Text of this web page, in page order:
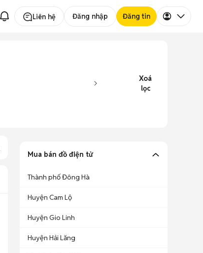
Liên hệ Đăng nhập Đăng tin
Xoá
lọc
Mua bán đồ điện tử
Thành phố Đông Hà
Huyện Cam Lộ
Huyện Gio Linh
Huyện Hải Lăng